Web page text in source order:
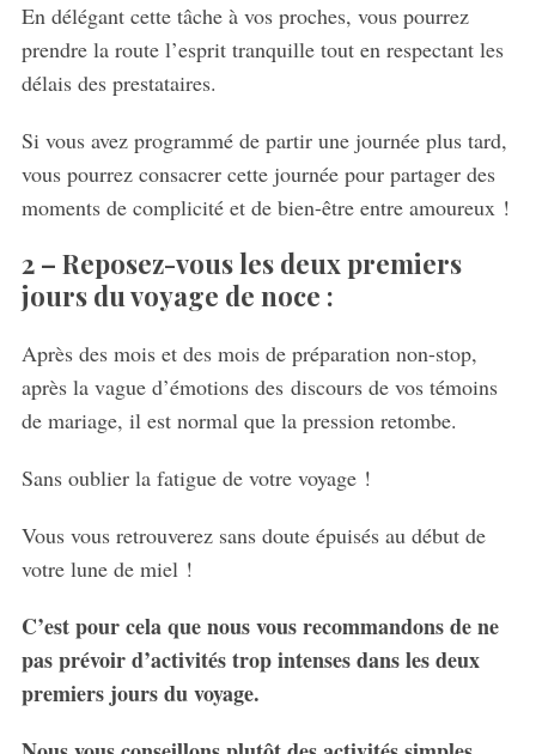
En délégant cette tâche à vos proches, vous pourrez
prendre la route l’esprit tranquille tout en respectant les
délais des prestataires.
Si vous avez programmé de partir une journée plus tard,
vous pourrez consacrer cette journée pour partager des
moments de complicité et de bien-être entre amoureux !
2 – Reposez-vous les deux premiers
jours du voyage de noce :
Après des mois et des mois de préparation non-stop,
après la vague d’émotions des discours de vos témoins
de mariage, il est normal que la pression retombe.
Sans oublier la fatigue de votre voyage !
Vous vous retrouverez sans doute épuisés au début de
votre lune de miel !
C’est pour cela que nous vous recommandons de ne
pas prévoir d’activités trop intenses dans les deux
premiers jours du voyage.